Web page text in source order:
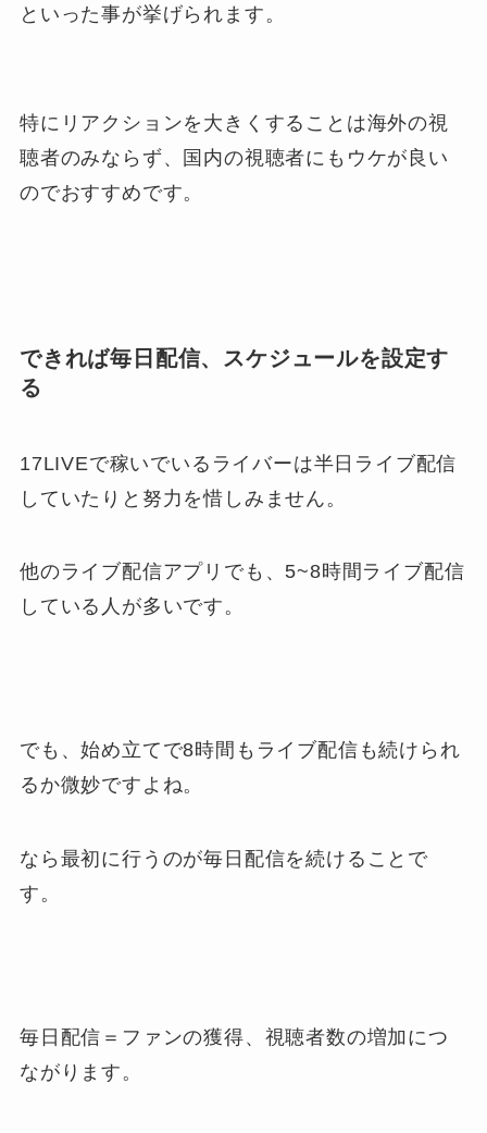
といった事が挙げられます。
特にリアクションを大きくすることは海外の視
聴者のみならず、国内の視聴者にもウケが良い
のでおすすめです。
できれば毎日配信、スケジュールを設定す
る
17LIVEで稼いでいるライバーは半日ライブ配信
していたりと努力を惜しみません。
他のライブ配信アプリでも、5~8時間ライブ配信
している人が多いです。
でも、始め立てで8時間もライブ配信も続けられ
るか微妙ですよね。
なら最初に行うのが毎日配信を続けることで
す。
毎日配信＝ファンの獲得、視聴者数の増加につ
ながります。